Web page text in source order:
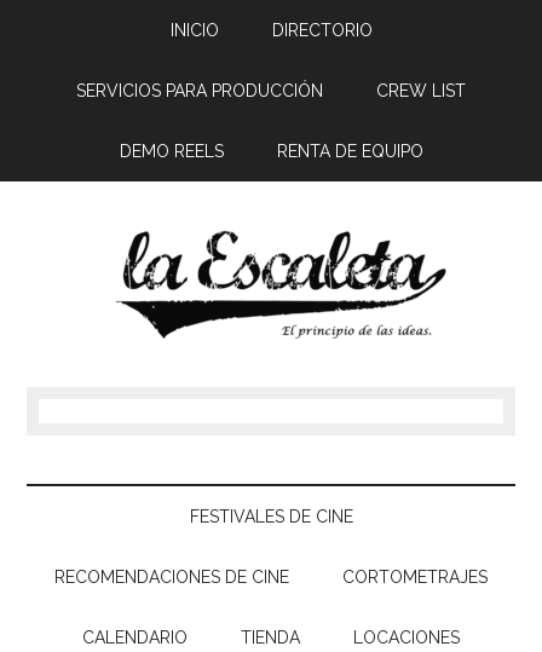
INICIO DIRECTORIO
SERVICIOS PARA PRODUCCIÓN CREW LIST
DEMO REELS RENTA DE EQUIPO
FESTIVALES DE CINE
RECOMENDACIONES DE CINE CORTOMETRAJES
CALENDARIO TIENDA LOCACIONES